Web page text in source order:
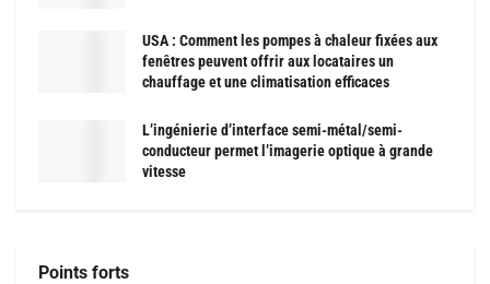
USA : Comment les pompes à chaleur fixées aux
fenêtres peuvent offrir aux locataires un
chauffage et une climatisation efficaces
L’ingénierie d’interface semi-métal/semi-
conducteur permet l’imagerie optique à grande
vitesse
Points forts